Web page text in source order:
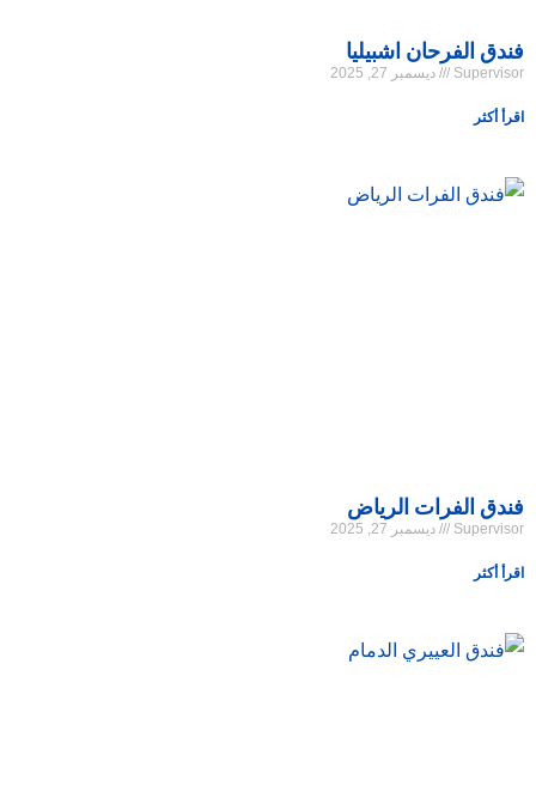
فندق الفرحان اشبيليا
Supervisor ديسمبر 27, 2025
اقرأ أكثر
فندق الفرات الرياض
Supervisor ديسمبر 27, 2025
اقرأ أكثر